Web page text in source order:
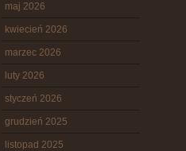
maj 2026
kwiecień 2026
marzec 2026
luty 2026
styczeń 2026
grudzień 2025
listopad 2025